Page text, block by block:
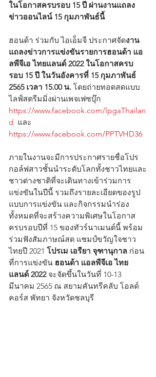
ในโอกาสครบรอบ 15 ปี ผ่านงานแถลง
ข่าวออนไลน์ 15 กุมภาพันธ์นี้
ฮอนด้า ร่วมกับ ไอเอ็มจี ประกาศจัดงาน
แถลงข่าวการแข่งขันรายการฮอนด้า แอ
ลพีจีเอ ไทยแลนด์ 2022 ในโอกาสครบ
รอบ 15 ปี ในวันอังคารที่ 15 กุมภาพันธ์
2565 เวลา 15.00 น. โดยถ่ายทอดสดแบบ
ไลฟ์สตรีมมิ่งผ่านเพจเฟซบุ๊ก
https://www.facebook.com/lpgaThailan
d
  และ
https://www.facebook.com/PPTVHD36
ภายในงานจะมีการประกาศรายชื่อโปร
กอล์ฟสาวชั้นนำระดับโลกทั้งชาวไทยและ
ชาวต่างชาติที่จะเดินทางเข้าร่วมการ
แข่งขันในปีนี้ รวมถึงรายละเอียดของรูป
แบบการแข่งขัน และกิจกรรมนำร่อง
ทั้งหมดที่จะสร้างความพิเศษในโอกาส
ครบรอบปีที่ 15 ของทัวร์นาเมนต์นี้ พร้อม
ร่วมฟังสัมภาษณ์สด แชมป์ขวัญใจชาว
ไทยปี 2021 โปรเม เอรียา จุฑานุกาล ก่อน
ที่การแข่งขัน ฮอนด้า แอลพีจีเอ ไทย
แลนด์ 2022 จะจัดขึ้นในวันที่ 10-13
มีนาคม 2565 ณ สยามคันทรีคลับ โอลด์
คอร์ส พัทยา จังหวัดชลบุรี